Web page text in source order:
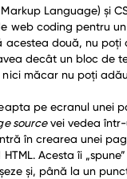
Markup Language) și
web coding pentru
acestea două, nu poți
decât un bloc de
nici măcar nu poți
pe ecranul unei
sourcevei vedea
în crearea unei
Acesta îi
și, până la un